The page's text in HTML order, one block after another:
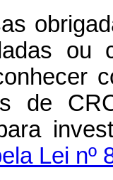
ou
de
Lei nº